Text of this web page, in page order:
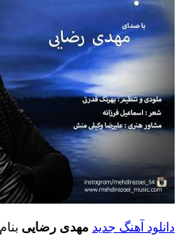
دانلود آهنگ جدید مهدی رضایی بنام